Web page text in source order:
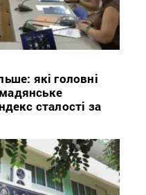
які головні
сталості за